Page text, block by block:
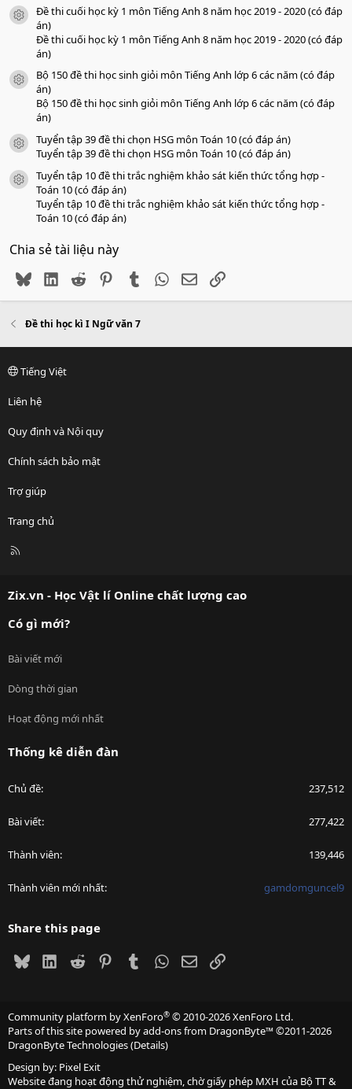
icon tài liệu
Đề thi cuối học kỳ 1 môn Tiếng Anh 8 năm học 2019 - 2020 (có đáp
án)
Đề thi cuối học kỳ 1 môn Tiếng Anh 8 năm học 2019 - 2020 (có đáp
án)
icon tài liệu
Bộ 150 đề thi học sinh giỏi môn Tiếng Anh lớp 6 các năm (có đáp
án)
Bộ 150 đề thi học sinh giỏi môn Tiếng Anh lớp 6 các năm (có đáp
án)
icon tài liệu
Tuyển tập 39 đề thi chọn HSG môn Toán 10 (có đáp án)
Tuyển tập 39 đề thi chọn HSG môn Toán 10 (có đáp án)
icon tài liệu
Tuyển tập 10 đề thi trắc nghiệm khảo sát kiến thức tổng hợp -
Toán 10 (có đáp án)
Tuyển tập 10 đề thi trắc nghiệm khảo sát kiến thức tổng hợp -
Toán 10 (có đáp án)
Chia sẻ tài liệu này
BlueskyLinkedIn
Reddit PinterestTumblr WhatsApp
EmailLink
Đề thi học kì I Ngữ văn 7
Tiếng Việt
Liên hệ
Quy định và Nội quy
Chính sách bảo mật
Trợ giúp
Trang chủ
R
Zix.vn - Học Vật lí Online chất lượng cao
Có gì mới?
Bài viết mới
Dòng thời gian
Hoạt động mới nhất
Thống kê diễn đàn
Chủ đề 237,512
Bài viết 277,422
Thành viên 139,446
Thành viên mới nhất gamdomguncel9
Share this page
BlueskyLinkedIn
Reddit PinterestTumblrWhatsApp
EmailLink
Community platform by XenForo® © 2010-2026 XenForo Ltd.
Parts of this site powered byadd-ons from DragonByte™©2011-2026
DragonByte Technologies(Details)
Design by: Pixel Exit
Website đang hoạt động thử nghiệm, chờ giấy phép MXH của Bộ TT &